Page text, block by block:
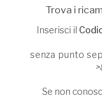
Trova i
Inserisci il
senza punto
Se non